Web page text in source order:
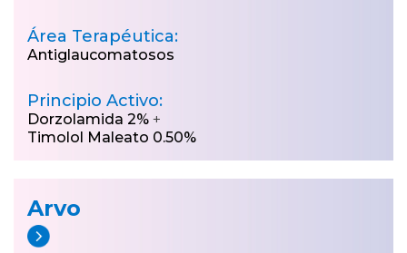
Área Terapéutica:
Antiglaucomatosos
Principio Activo:
Dorzolamida 2% +
Timolol Maleato 0.50%
Arvo